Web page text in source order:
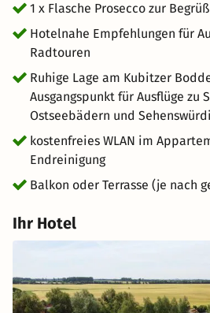
1 x Flasche Prosecco zur
Hotelnahe Empfehlungen für
Radtouren
Ruhige Lage am Kubitzer
Ausgangspunkt für Ausflüge zu
Ostseebädern und
kostenfreies WLAN im
Endreinigung
Balkon oder Terrasse (je nach
Ihr Hotel